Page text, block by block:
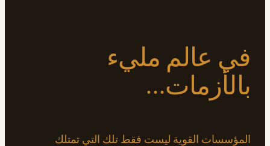
في عالم مليء
بالأزمات…
المؤسسات القوية ليست فقط تلك التي تمتلك